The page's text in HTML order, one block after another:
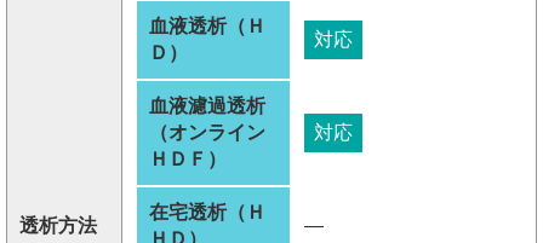
透析方法
血液透析（Ｈ
Ｄ）
対応
血液濾過透析
（オンライン
ＨＤＦ）
対応
在宅透析（Ｈ
ＨＤ）
―